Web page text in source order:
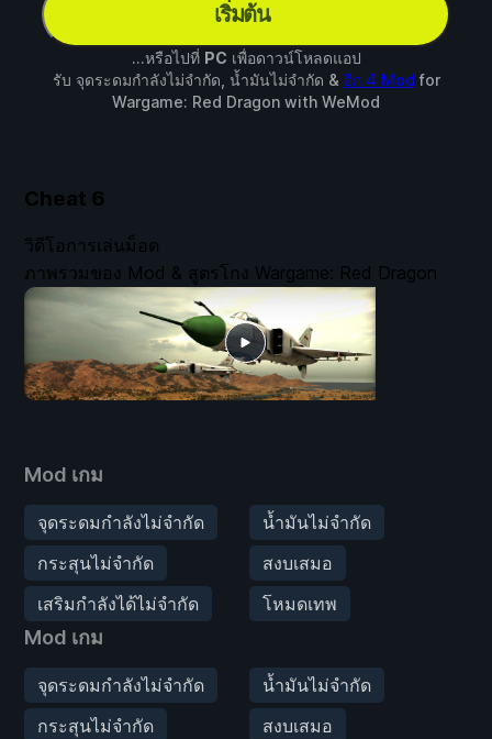
เริ่มต้น
...หรือไปที่ PC เพื่อดาวน์โหลดแอป
รับ จุดระดมกำลังไม่จำกัด, น้ำมันไม่จำกัด & อีก 4 Mod for
Wargame: Red Dragon with WeMod
Cheat 6
Mod เกม
จุดระดมกำลังไม่จำกัด
น้ำมันไม่จำกัด
กระสุนไม่จำกัด
สงบเสมอ
เสริมกำลังได้ไม่จำกัด
โหมดเทพ
Mod เกม
จุดระดมกำลังไม่จำกัด
น้ำมันไม่จำกัด
กระสุนไม่จำกัด
สงบเสมอ
วิดีโอการเล่นม็อด
ภาพรวมของ Mod & สูตรโกง Wargame: Red Dragon